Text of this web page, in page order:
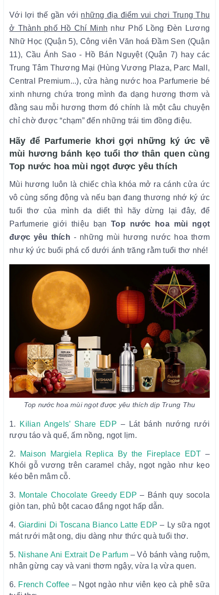
Với lợi thế gần với những địa điểm vui chơi Trung Thu
ở Thành phố Hồ Chí Minh như Phố Lồng Đèn Lương
Nhữ Học (Quận 5), Công viên Văn hoá Đầm Sen (Quận
11), Cầu Ánh Sao - Hồ Bán Nguyệt (Quận 7) hay các
Trung Tâm Thương Mại (Hùng Vương Plaza, Parc Mall,
Central Premium...), cửa hàng nước hoa Parfumerie bé
xinh nhưng chứa trong mình đa dạng hương thơm và
đằng sau mỗi hương thơm đó chính là một câu chuyện
chỉ chờ được “chạm” đến những trái tim đồng điệu.
Hãy để Parfumerie khơi gợi những ký ức về
mùi hương bánh kẹo tuổi thơ thân quen cùng
Top nước hoa mùi ngọt được yêu thích
Mùi hương luôn là chiếc chìa khóa mở ra cánh cửa ức
vô cùng sống động và nếu bạn đang thương nhớ ký ức
tuổi thơ của mình da diết thì hãy dừng lại đây, để
Parfumerie giới thiệu bạnTop nước hoa mùi ngọt
được yêu thích - những mùi hương nước hoa thơm
như ký ức buổi phá cổ dưới ánh trăng rằm tuổi thơ nhé!
Top nước hoa mùi ngọt được yêu thích dịp Trung Thu
1. Kilian Angels’ Share EDP – Lát bánh nướng rưới
rượu táo và quế, ấm nồng, ngọt lịm.
2. Maison Margiela Replica By the Fireplace EDT –
Khói gỗ vương trên caramel chảy, ngọt ngào như kẹo
kéo bên mâm cỗ.
3. Montale Chocolate Greedy EDP – Bánh quy socola
giòn tan, phủ bột cacao đắng ngọt hấp dẫn.
4. Giardini Di Toscana Bianco Latte EDP – Ly sữa ngọt
mát rưới mật ong, dịu dàng như thức quà tuổi thơ.
5. Nishane Ani Extrait De Parfum– Vỏ bánh vàng ruộm,
nhân gừng cay và vani thơm ngậy, vừa lạ vừa quen.
6. French Coffee – Ngọt ngào như viên kẹo cà phê sữa